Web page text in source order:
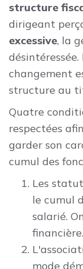
structure
dirigeant
excessive, la
désintéressée.
changement
structure au
Quatre
respectées
garder son
cumul des
Les
le cumul
salarié.
financière.
mode